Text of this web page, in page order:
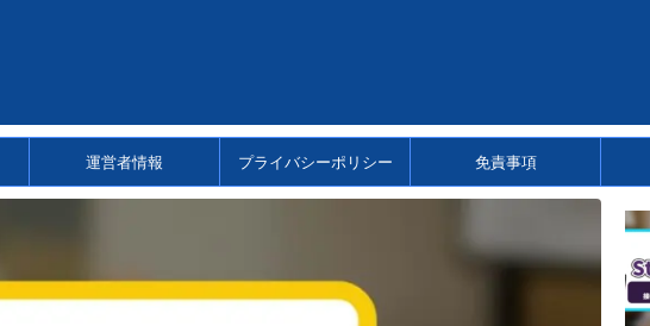
運営者情報 プライバシーポリシー 免責事項